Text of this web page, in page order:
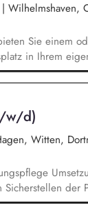
| Wilhelmshaven,
Sie einem
in Ihrem
ihren
Begleitung
an
und Pflege
w/d)
Witten,
Sicherstellen der